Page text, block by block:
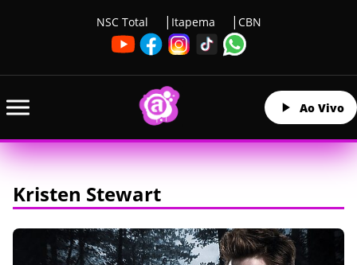
NSC Total Itapema CBN
Ao Vivo
Kristen Stewart